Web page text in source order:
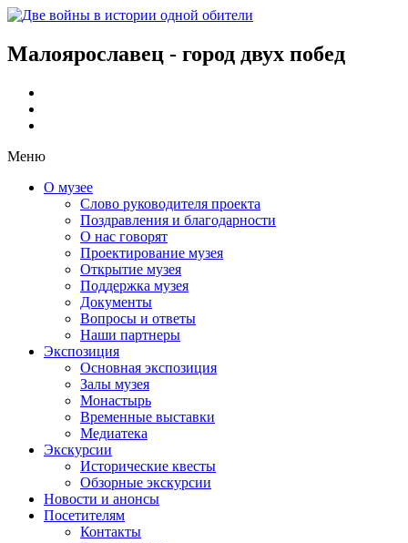
Малоярославец - город двух побед
Меню
О музее
Слово руководителя проекта
Поздравления и благодарности
О нас говорят
Проектирование музея
Открытие музея
Поддержка музея
Документы
Вопросы и ответы
Наши партнеры
Экспозиция
Основная экспозиция
Залы музея
Монастырь
Временные выставки
Медиатека
Экскурсии
Исторические квесты
Обзорные экскурсии
Новости и анонсы
Посетителям
Контакты